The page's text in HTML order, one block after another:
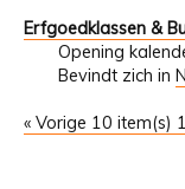
Erfgoedklassen &
Opening
Bevindt zich in
« Vorige 10 item(s) 1